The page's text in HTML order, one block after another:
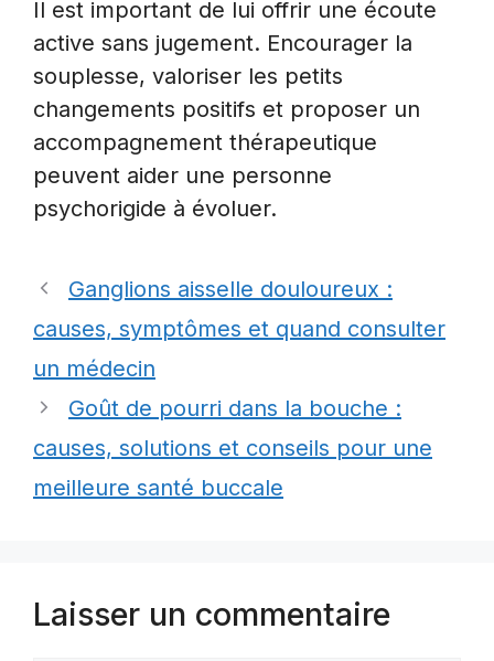
Il est important de lui offrir une écoute
active sans jugement. Encourager la
souplesse, valoriser les petits
changements positifs et proposer un
accompagnement thérapeutique
peuvent aider une personne
psychorigide à évoluer.
Ganglions aisselle douloureux :
causes, symptômes et quand consulter
un médecin
Goût de pourri dans la bouche :
causes, solutions et conseils pour une
meilleure santé buccale
Laisser un commentaire